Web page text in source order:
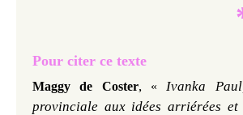
Pour citer ce texte
Maggy de Coster, « Ivanka
provinciale aux idées arriérées